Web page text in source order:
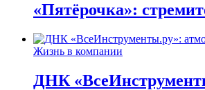
«Пятёрочка»:
Жизнь в компании
ДНК